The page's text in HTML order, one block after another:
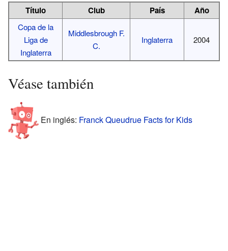
Título Club País Año
Copa de la
Liga de
Inglaterra
Middlesbrough F.
C.
Inglaterra 2004
Véase también
En inglés: Franck Queudrue Facts for Kids